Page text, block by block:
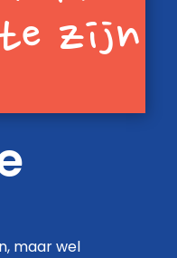
te zijn
maar wel